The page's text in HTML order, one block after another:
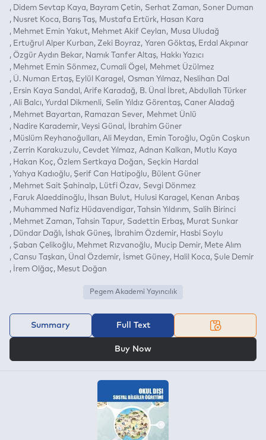
Didem Sevtap Kaya Bayram Çetin Serhat Zaman
Soner Duman
Nusret Koca
Barış Taş Mustafa Ertürk
Hasan Kara
Mehmet Emin Yakut
Mehmet Akif Ceylan
Musa Uludağ
Ertuğrul Alper Kurban Zeki Boyraz Yaren Göktaş
Erdal Akpınar
Özgür Aydın Bekar
Namık Tanfer Altaş
Hakkı Yazıcı
Mehmet Emin Sönmez
Cumali Ögel
Mehmet Üzülmez
Ü. Numan Ertaş
Eylül Karagel Osman Yılmaz
Neslihan Dal
Ersin Kaya Sandal
Arife Karadağ B. Ünal İbret Abdullah Türker
Ali Balcı
Yurdal Dikmenli Selin Yıldız Görentaş Caner Aladağ
Mehmet Bayartan
Ramazan Sever
Mehmet Ünlü
Nadire Karademir Veysi Günal
İbrahim Güner
Müslüm Reyhanoğulları Ali Meydan Emin Toroğlu
Ogün Coşkun
Zerrin Karakuzulu
Cevdet Yılmaz Adnan Kalkan
Mutlu Kaya
Hakan Koç
Özlem Sertkaya Doğan
Seçkin Hardal
Yahya Kadıoğlu
Şerif Can Hatipoğlu
Bülent Güner
Mehmet Sait Şahinalp
Lütfi Özav
Sevgi Dönmez
Faruk Alaeddinoğlu
İhsan Bulut Hulusi Karagel
Kenan Arıbaş
Muhammed Nafiz Hüdavendigar
Tahsin Yıldırım
Salih Birinci
Mehmet Zaman
Tahsin Tapur Sadettin Erbaş
Murat Sunkar
Dündar Dağlı
İshak Güneş İbrahim Özdemir
Hasbi Soylu
Şaban Çelikoğlu
Mehmet Rızvanoğlu Mucip Demir
Mete Alım
Cansu Taşkan
Ünal Özdemir İsmet Güney Halil Koca
Şule Demir
İrem Olğaç
Mesut Doğan
Pegem Akademi Yayıncılık
Summary Full Text
Buy Now